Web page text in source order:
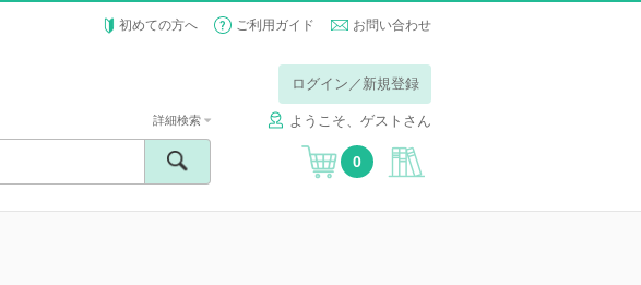
初めての方へ ご利用ガイド お問い合わせ
ログイン／新規登録
ようこそ、ゲストさん
詳細検索
0